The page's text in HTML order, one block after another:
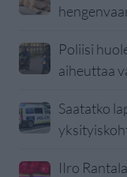
Poliisi
aiheuttaa
Saatatko
IIro